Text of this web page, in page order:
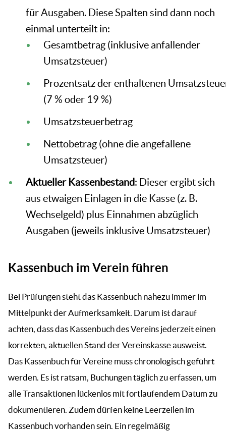
für Ausgaben. Diese Spalten sind dann noch
einmal unterteilt in:
Gesamtbetrag (inklusive anfallender
Umsatzsteuer)
Prozentsatz der enthaltenen
(7 % oder 19 %)
Umsatzsteuerbetrag
Nettobetrag (ohne die angefallene
Umsatzsteuer)
Aktueller Kassenbestand: Dieser ergibt sich
aus etwaigen Einlagen in die Kasse (z. B.
Wechselgeld) plus Einnahmen abzüglich
Ausgaben (jeweils inklusive Umsatzsteuer)
Kassenbuch im Verein führen
Bei Prüfungen steht das Kassenbuch nahezu immer im
Mittelpunkt der Aufmerksamkeit. Darum ist darauf
achten, dass das Kassenbuch des Vereins jederzeit einen
korrekten, aktuellen Stand der Vereinskasse ausweist.
Das Kassenbuch für Vereine muss chronologisch geführt
werden. Es ist ratsam, Buchungen täglich zu erfassen, um
alle Transaktionen lückenlos mit fortlaufendem Datum zu
dokumentieren. Zudem dürfen keine Leerzeilen im
Kassenbuch vorhanden sein. Ein regelmäßig